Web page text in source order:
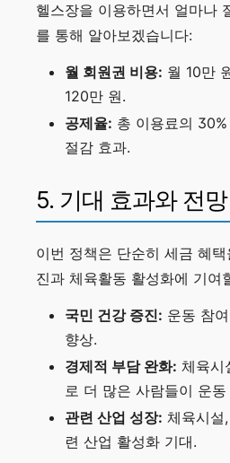
헬스장을 이용하면서 얼마나
를 통해 알아보겠습니다:
월 회원권 비용: 월 10만
120만 원.
공제율: 총 이용료의
절감 효과.
5. 기대 효과와 전망
이번 정책은 단순히 세금 혜
진과 체육활동 활성화에 기여
국민 건강 증진: 운동 참
향상.
경제적 부담 완화: 체육시
로 더 많은 사람들이 운
관련 산업 성장: 체육시설
련 산업 활성화 기대.